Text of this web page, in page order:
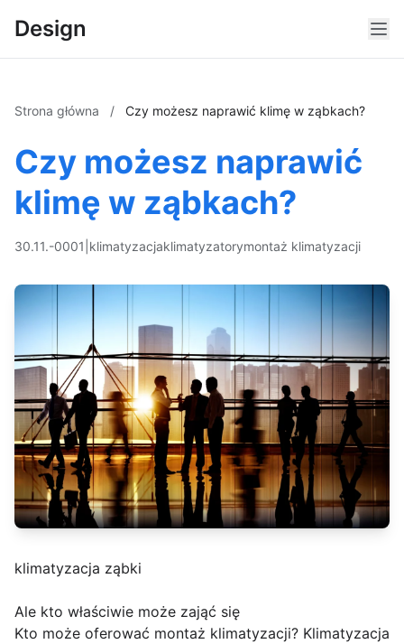
Design
Strona główna / Czy możesz naprawić klimę w ząbkach?
Czy możesz naprawić
klimę w ząbkach?
30.11.-0001 klimatyzacjaklimatyzatorymontaż klimatyzacji
klimatyzacja ząbki
Ale kto właściwie może zająć się
Kto może oferować montaż klimatyzacji? Klimatyzacja